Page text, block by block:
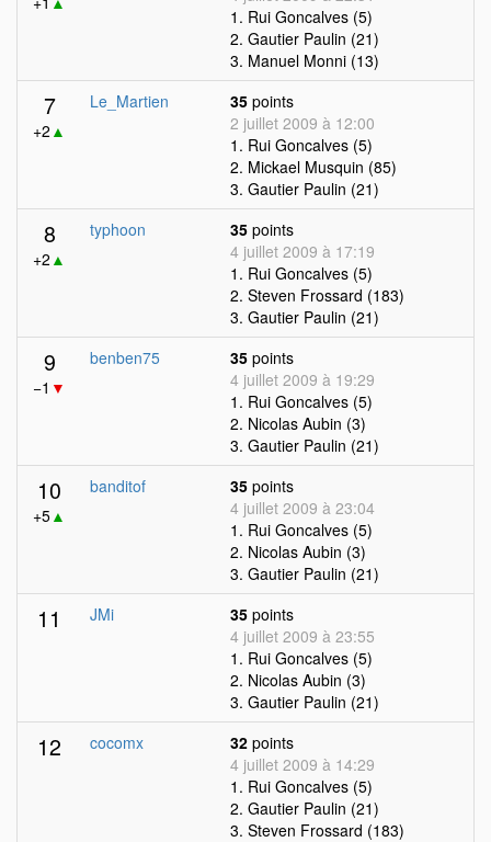
1. Rui Goncalves (5)
2. Gautier Paulin (21)
3. Manuel Monni (13)
7
+2 ▲
Le_Martien 35 points
2 juillet 2009 à 12:00
1. Rui Goncalves (5)
2. Mickael Musquin (85)
3. Gautier Paulin (21)
8
+2 ▲
typhoon 35 points
4 juillet 2009 à 17:19
1. Rui Goncalves (5)
2. Steven Frossard (183)
3. Gautier Paulin (21)
9
−1 ▼
benben75 35 points
4 juillet 2009 à 19:29
1. Rui Goncalves (5)
2. Nicolas Aubin (3)
3. Gautier Paulin (21)
10
+5▲
banditof 35 points
4 juillet 2009 à 23:04
1. Rui Goncalves (5)
2. Nicolas Aubin (3)
3. Gautier Paulin (21)
11 JMi 35 points
4 juillet 2009 à 23:55
1. Rui Goncalves (5)
2. Nicolas Aubin (3)
3. Gautier Paulin (21)
12 cocomx 32 points
4 juillet 2009 à 14:29
1. Rui Goncalves (5)
2. Gautier Paulin (21)
3. Steven Frossard (183)